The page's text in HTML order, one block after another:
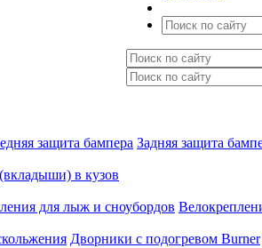
защита бампера Задняя защита
в кузов
для лыж и сноубордов
Дворники с подогревом Burner